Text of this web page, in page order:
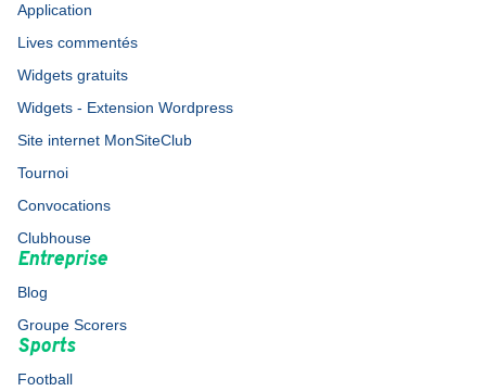
Application
Lives commentés
Widgets gratuits
Widgets - Extension Wordpress
Site internet MonSiteClub
Tournoi
Convocations
Clubhouse
Entreprise
Blog
Groupe Scorers
Sports
Football